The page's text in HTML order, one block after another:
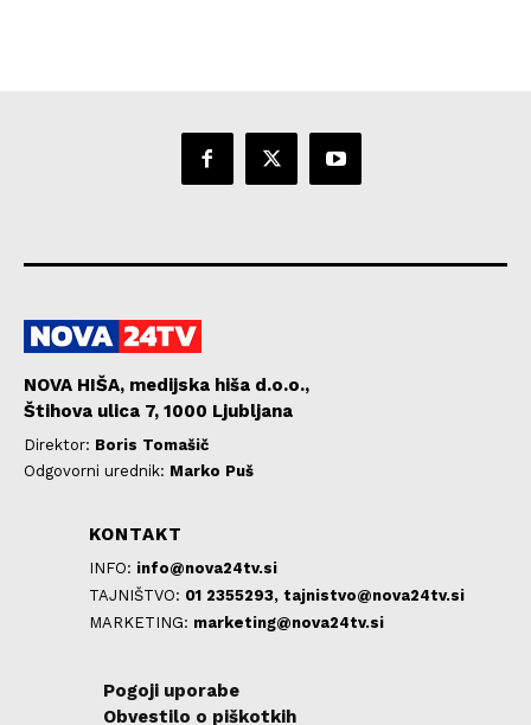
NOVA HIŠA, medijska hiša d.o.o.,
Štihova ulica 7, 1000 Ljubljana
Direktor: Boris Tomašič
Odgovorni urednik: Marko Puš
KONTAKT
INFO: info@nova24tv.si
TAJNIŠTVO: 01 2355293, tajnistvo@nova24tv.si
MARKETING: marketing@nova24tv.si
Pogoji uporabe
Obvestilo o piškotkih